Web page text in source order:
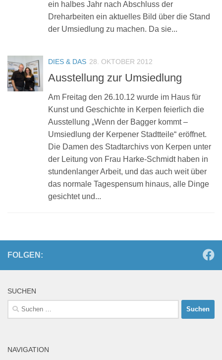
ein halbes Jahr nach Abschluss der
Dreharbeiten ein aktuelles Bild über die Stand
der Umsiedlung zu machen. Da sie...
DIES & DAS 28. OKTOBER 2012
Ausstellung zur Umsiedlung
Am Freitag den 26.10.12 wurde im Haus für
Kunst und Geschichte in Kerpen feierlich die
Ausstellung „Wenn der Bagger kommt –
Umsiedlung der Kerpener Stadtteile“ eröffnet.
Die Damen des Stadtarchivs von Kerpen unter
der Leitung von Frau Harke-Schmidt haben in
stundenlanger Arbeit, und das auch weit über
das normale Tagespensum hinaus, alle Dinge
gesichtet und...
FOLGEN:
SUCHEN
Suchen
nach:
NAVIGATION